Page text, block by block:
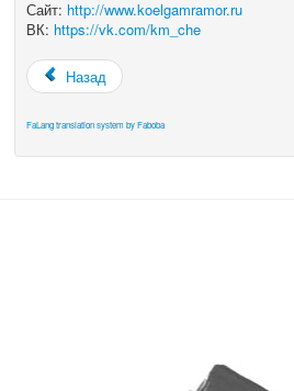
Сайт: http://www.koelgamramor.ru
ВК: https://vk.com/km_che
Назад
FaLang translation system by Faboba